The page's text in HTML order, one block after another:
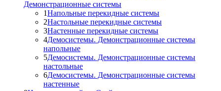
Демонстрационные системы
1Напольные перекидные системы
2Настольные перекидные системы
3Настенные перекидные системы
4Демосистемы. Демонстрационные системы
напольные
5Демосистемы. Демонстрационные системы
настольные
6Демосистемы. Демонстрационные системы
настенные